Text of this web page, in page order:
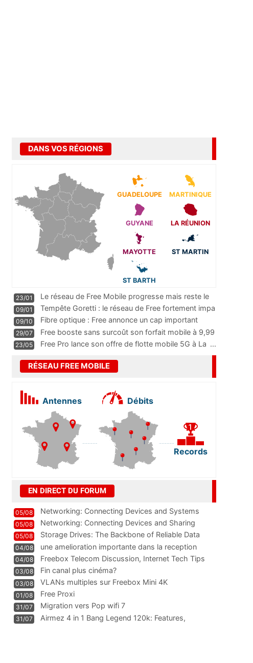
DANS VOS RÉGIONS
GUADELOUPE MARTINIQUE
GUYANE LA RÉUNION
MAYOTTE ST MARTIN
ST BARTH
23/01
Le réseau de Free Mobile progresse mais reste le
m
...
09/01
Tempête Goretti : le réseau de Free fortement impa
09/10
Fibre optique : Free annonce un cap important
pass
...
29/07
Free booste sans surcoût son forfait mobile à 9,99
23/05 Free Pro lance son offre de flotte mobile 5G à La ...
RÉSEAU FREE MOBILE
Antennes Débits
Records
EN DIRECT DU FORUM
05/08 Networking: Connecting Devices and Systems
05/08
Networking: Connecting Devices and Sharing
Information
05/08
Storage Drives: The Backbone of Reliable Data
Management
04/08
une amelioration importante dans la reception
WIFI
04/08
Freebox Telecom Discussion, Internet Tech Tips
Communi
03/08 Fin canal plus cinéma?
03/08 VLANs multiples sur Freebox Mini 4K
01/08 Free Proxi
31/07 Migration vers Pop wifi 7
31/07
Airmez 4 in 1 Bang Legend 120k: Features,